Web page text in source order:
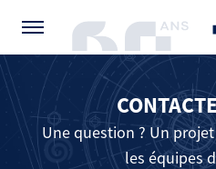
Une question ? Un
les équipes